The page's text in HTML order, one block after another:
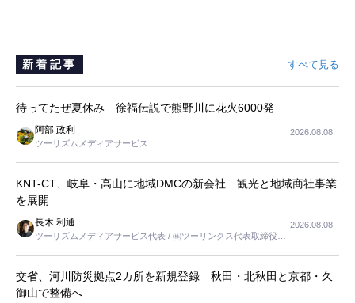
新着記事 すべて見る
待ってたぜ夏休み 徐福伝説で熊野川に花火6000発
阿部 政利
ツーリズムメディアサービス
2026.08.08
KNT-CT、岐阜・高山に地域DMCの新会社 観光と地域商社事業
を展開
長木 利通
ツーリズムメディアサービス代表 / ㈱ツーリンクス代表取締役社
2026.08.08
交省、河川防災拠点2カ所を新規登録 秋田・北秋田と京都・久
御山で整備へ